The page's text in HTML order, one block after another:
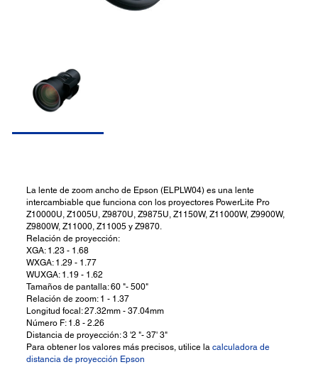
La lente de zoom ancho de Epson (ELPLW04) es una lente
intercambiable que funciona con los proyectores PowerLite Pro
Z10000U, Z1005U, Z9870U, Z9875U, Z1150W, Z11000W, Z9900W,
Z9800W, Z11000, Z11005 y Z9870.
Relación de proyección:
XGA: 1.23 - 1.68
WXGA: 1.29 - 1.77
WUXGA: 1.19 - 1.62
Tamaños de pantalla: 60 "- 500"
Relación de zoom: 1 - 1.37
Longitud focal: 27.32mm - 37.04mm
Número F: 1.8 - 2.26
Distancia de proyección: 3 '2 "- 37' 3"
Para obtener los valores más precisos, utilice lacalculadora de
distancia de proyección Epson